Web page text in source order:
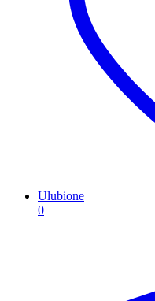
Ulubione
0